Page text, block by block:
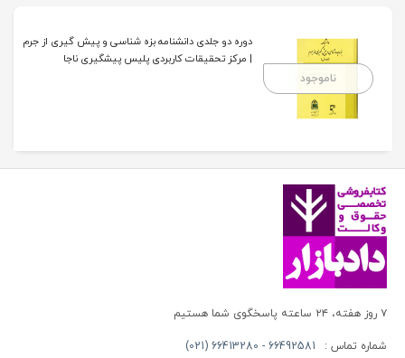
ناموجود
دوره دو جلدی دانشنامه بزه شناسی و پیش گیری از جرم
| مرکز تحقیقات کاربردی پلیس پیشگیری ناجا
۷ روز هفته، ۲۴ ساعته پاسخگوی شما هستیم
شماره تماس : 66492581 - 66413280 (021)